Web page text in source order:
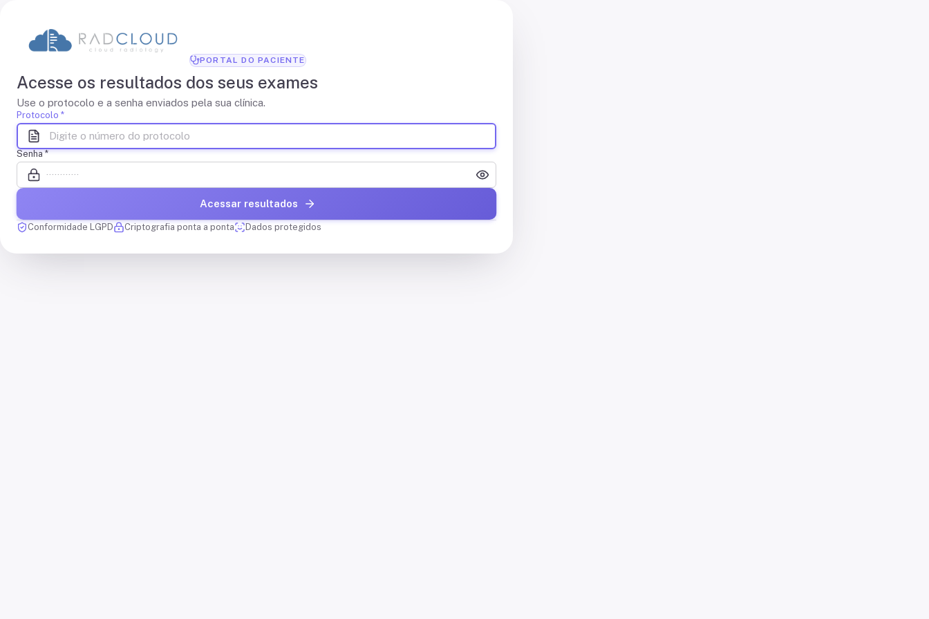
PORTAL DO PACIENTE
Acesse os resultados dos seus exames
Use o protocolo e a senha enviados pela sua clínica.
Protocolo *
Senha *
Acessar resultados
Conformidade LGPD Criptografia ponta a ponta Dados protegidos